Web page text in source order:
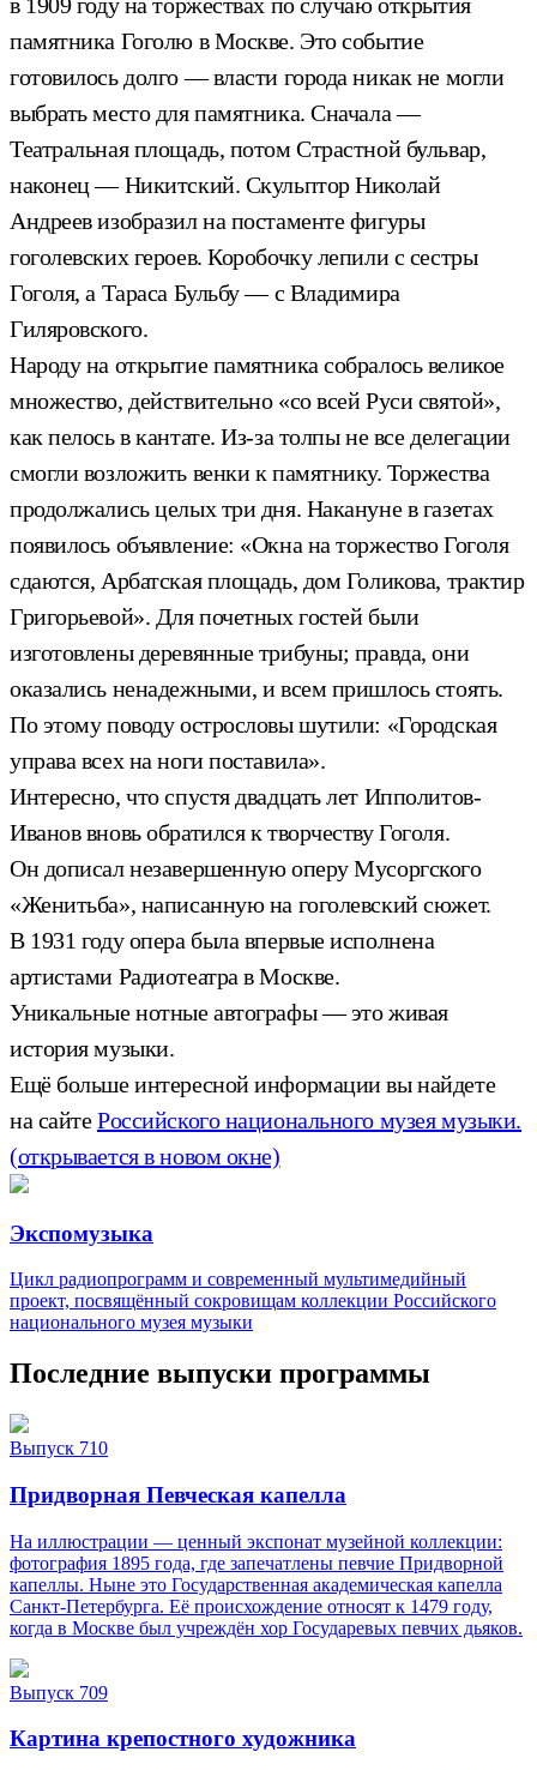
памятника Гоголю в Москве. Это событие
готовилось долго — власти города никак не могли
выбрать место для памятника. Сначала —
Театральная площадь, потом Страстной бульвар,
наконец — Никитский. Скульптор Николай
Андреев изобразил на постаменте фигуры
гоголевских героев. Коробочку лепили с сестры
Гоголя, а Тараса Бульбу — с Владимира
Гиляровского.
Народу на открытие памятника собралось великое
множество, действительно «со всей Руси святой»,
как пелось в кантате. Из-за толпы не все делегации
смогли возложить венки к памятнику. Торжества
продолжались целых три дня. Накануне в газетах
появилось объявление: «Окна на торжество Гоголя
сдаются, Арбатская площадь, дом Голикова, трактир
Григорьевой». Для почетных гостей были
изготовлены деревянные трибуны; правда, они
оказались ненадежными, и всем пришлось стоять.
По этому поводу острословы шутили: «Городская
управа всех на ноги поставила».
Интересно, что спустя двадцать лет Ипполитов-
Иванов вновь обратился к творчеству Гоголя.
Он дописал незавершенную оперу Мусоргского
«Женитьба», написанную на гоголевский сюжет.
В 1931 году опера была впервые исполнена
артистами Радиотеатра в Москве.
Уникальные нотные автографы — это живая
история музыки.
Ещё больше интересной информации вы найдете
на сайтеРоссийского национального музея музыки.
(открывается в новом окне)
Экспомузыка
Цикл радиопрограмм и современный мультимедийный
проект, посвящённый сокровищам коллекции Российского
национального музея музыки
Последние выпуски программы
Выпуск 710
Придворная Певческая капелла
На иллюстрации — ценный экспонат музейной коллекции:
фотография 1895 года, где запечатлены певчие Придворной
капеллы. Ныне это Государственная академическая капелла
Санкт‑Петербурга. Её происхождение относят к 1479 году,
когда в Москве был учреждён хор Государевых певчих дьяков.
Выпуск 709
Картина крепостного художника